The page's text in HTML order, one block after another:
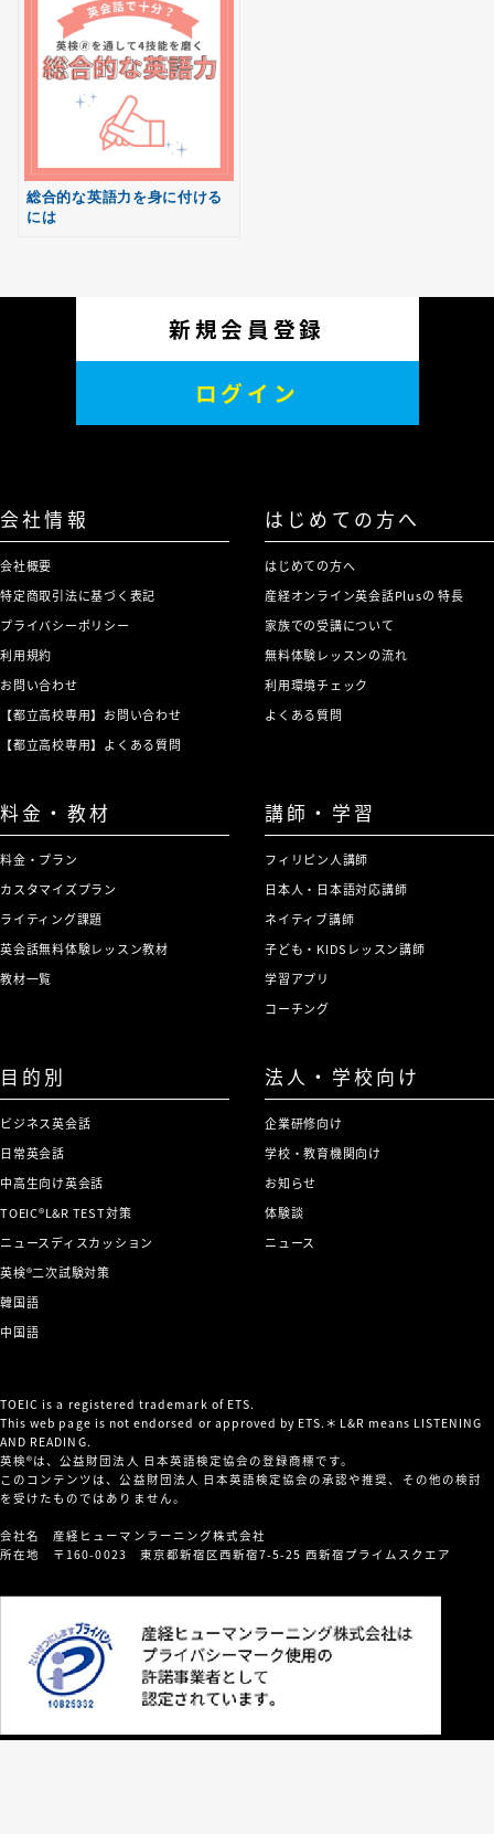
総合的な英語力を身に付ける
には
新規会員登録
ログイン
会社情報
会社概要
特定商取引法に基づく表記
プライバシーポリシー
利用規約
お問い合わせ
【都立高校専用】お問い合わせ
【都立高校専用】よくある質問
はじめての方へ
はじめての方へ
産経オンライン英会話Plusの 特長
家族での受講について
無料体験レッスンの流れ
利用環境チェック
よくある質問
料金・教材
料金・プラン
カスタマイズプラン
ライティング課題
英会話無料体験レッスン教材
教材一覧
講師・学習
フィリピン人講師
日本人・日本語対応講師
ネイティブ講師
子ども・KIDSレッスン講師
学習アプリ
コーチング
目的別
ビジネス英会話
日常英会話
中高生向け英会話
TOEIC®L&R TEST対策
ニュースディスカッション
英検®二次試験対策
韓国語
中国語
法人・学校向け
企業研修向け
学校・教育機関向け
お知らせ
体験談
ニュース
TOEIC is a registered trademark of ETS.
This web page is not endorsed or approved by ETS.＊L&R means LISTENING
AND READING.
英検®は、公益財団法人 日本英語検定協会の登録商標です。
このコンテンツは、公益財団法人 日本英語検定協会の承認や推奨、その他の検討
を受けたものではありません。
会社名 産経ヒューマンラーニング株式会社
所在地 〒160-0023 東京都新宿区西新宿7-5-25 西新宿プライムスクエア